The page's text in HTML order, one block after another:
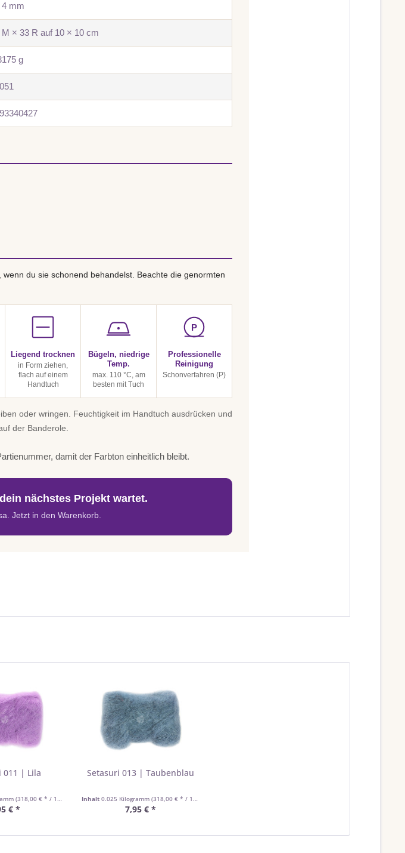
4 mm
× 33 R auf 10 × 10 cm
g
du sie schonend behandelst. Beachte die genormten
Liegend trocknen
in Form ziehen,
flach auf einem
Handtuch
Bügeln, niedrige
Temp.
max. 110 °C, am
besten mit Tuch
P
Professionelle
Reinigung
Schonverfahren (P)
oder wringen. Feuchtigkeit im Handtuch ausdrücken und
der Banderole.
damit der Farbton einheitlich bleibt.
nächstes Projekt wartet.
Jetzt in den Warenkorb.
011 | Lila
(318,00 € * / 1 Kilogramm)
€ *
Setasuri 013 | Taubenblau
Inhalt 0.025 Kilogramm (318,00 € * / 1 Kilogramm)
7,95 € *